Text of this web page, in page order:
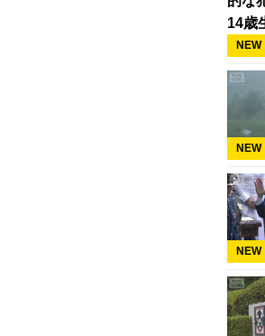
NEW
NEW
NEW